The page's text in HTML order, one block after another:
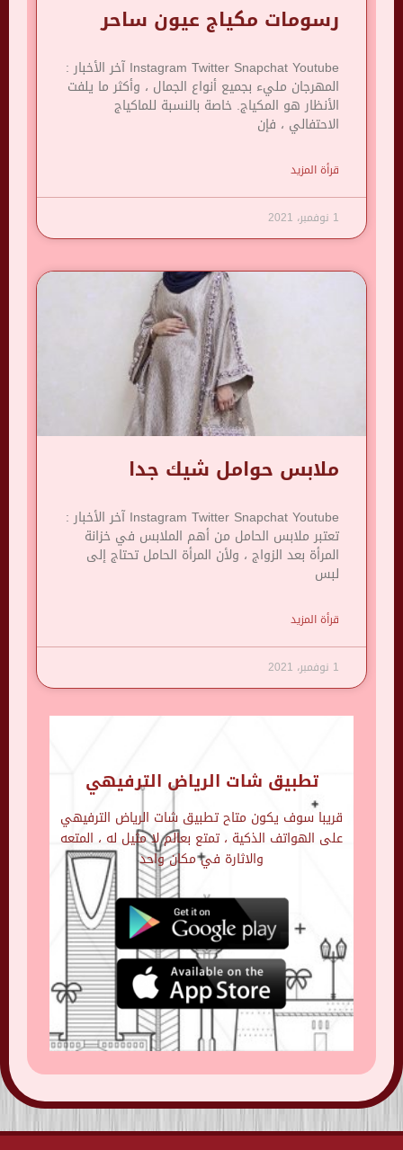
رسومات مكياج عيون ساحر
Instagram Twitter Snapchat Youtube آخر الأخبار :
المهرجان مليء بجميع أنواع الجمال ، وأكثر ما يلفت
الأنظار هو المكياج. خاصة بالنسبة للماكياج
الاحتفالي ، فإن
قرأة المزيد
1 نوفمبر، 2021
ملابس حوامل شيك جدا
Instagram Twitter Snapchat Youtube آخر الأخبار :
تعتبر ملابس الحامل من أهم الملابس في خزانة
المرأة بعد الزواج ، ولأن المرأة الحامل تحتاج إلى
لبس
قرأة المزيد
1 نوفمبر، 2021
تطبيق شات الرياض الترفيهي
قريبا سوف يكون متاح تطبيق شات الرياض الترفيهي
على الهواتف الذكية ، تمتع بعالم لا مثيل له ، المتعه
والاثارة في مكان واحد